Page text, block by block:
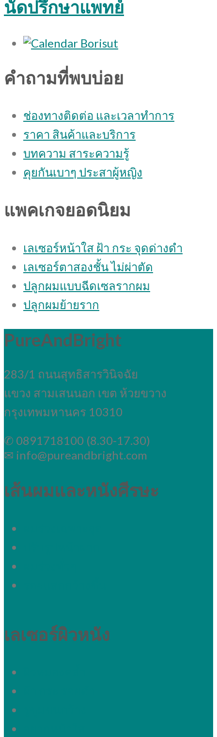
นัดปรึกษาแพทย์
คำถามที่พบบ่อย
ช่องทางติดต่อ และเวลาทำการ
ราคา สินค้าและบริการ
บทความ สาระความรู้
คุยกันเบาๆ ประสาผู้หญิง
แพคเกจยอดนิยม
เลเซอร์หน้าใส ฝ้า กระ จุดด่างดํา
เลเซอร์ตาสองชั้น ไม่ผ่าตัด
ปลูกผมแบบฉีดเซลรากผม
ปลูกผมย้ายราก
PureAndBright
283/1 ถนนสุทธิสารวินิจฉัย
แขวง สามเสนนอก เขต ห้วยขวาง
กรุงเทพมหานคร 10310
✆ 0891718100 (8.30-17.30)
✉ info@pureandbright.com
เส้นผมและหนังศีรษะ
เลเซอร์ผิวหนัง